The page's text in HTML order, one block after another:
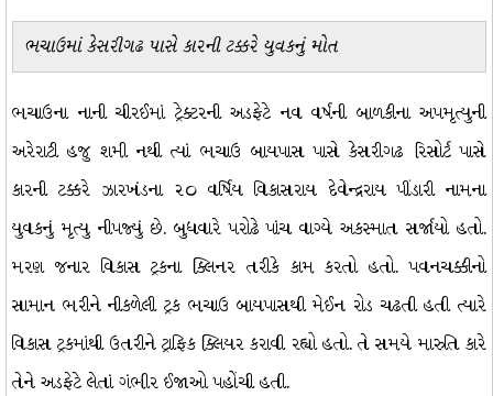
ભચાઉમાં કેસરીગઢ પાસે કારની ટક્કરે યુવકનું મોત
ભચાઉના નાની ચીરઈમાં ટ્રેક્ટરની અડફેટે નવ વર્ષની બાળકીના અપમૃત્યુની
અરેરાટી હજુ શમી નથી ત્યાં ભચાઉ બાયપાસ પાસે કેસરીગઢ રિસોર્ટ પાસે
કારની ટક્કરે ઝારખંડના ૨૦ વર્ષિય વિકાસરાય દેવેન્દ્રરાય પીંડારી નામના
યુવકનું મૃત્યુ નીપજ્યું છે. બુધવારે પરોઢે પાંચ વાગ્યે અકસ્માત સર્જાયો હતો.
મરણ જનાર વિકાસ ટ્રકના ક્લિનર તરીકે કામ કરતો હતો. પવનચક્કીનો
સામાન ભરીને નીકળેલી ટ્રક ભચાઉ બાયપાસથી મેઈન રોડ ચઢતી હતી ત્યારે
વિકાસ ટ્રકમાંથી ઉતરીને ટ્રાફિક ક્લિયર કરાવી રહ્યો હતો. તે સમયે મારુતિ કારે
તેને અડફેટે લેતાં ગંભીર ઈજાઓ પહોંચી હતી.